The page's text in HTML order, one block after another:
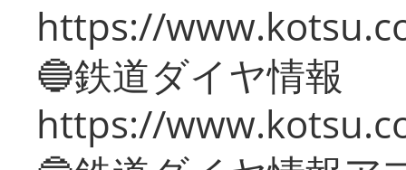
https://
🔵鉄道ダイヤ情報
https://